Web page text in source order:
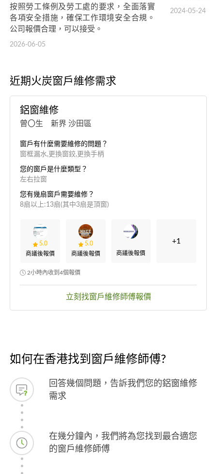
按照勞工條例及勞工處的要求，全面落實
各項安全措施，確保工作環境安全合規。
公司報價合理，可以接受。
2026-06-05
2024-05-24
近期火炭窗戶維修需求
鋁窗維修
曾〇生 新界 沙田區
窗戶有什麼需要維修的問題？
窗框漏水,更換窗鉸,更換手柄
您的窗戶是什麼類型？
左右拉窗
您有幾扇窗戶需要維修？
8扇以上:13扇(其中3扇是頂窗)
5.0
商議後報價
5.0
商議後報價
商議後報價
+1
2小時內收到4個報價
立刻找窗戶維修師傅報價
如何在香港找到窗戶維修師傅?
回答幾個問題，告訴我們您的鋁窗維修
需求
在幾分鐘內，我們將為您找到最合適您
的窗戶維修師傅